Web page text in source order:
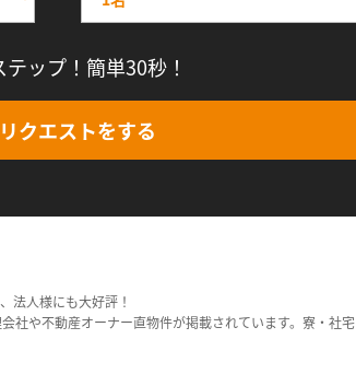
テップ！簡単30秒！
クエストをする
法人様にも大好評！
や不動産オーナー直物件が掲載されています。寮・社